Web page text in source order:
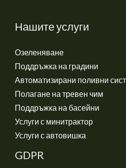
Нашите услуги
Озеленяване
Поддръжка на градини
Автоматизирани поливни
Полагане на тревен чим
Поддръжка на басейни
Услуги с минитрактор
Услуги с автовишка
GDPR